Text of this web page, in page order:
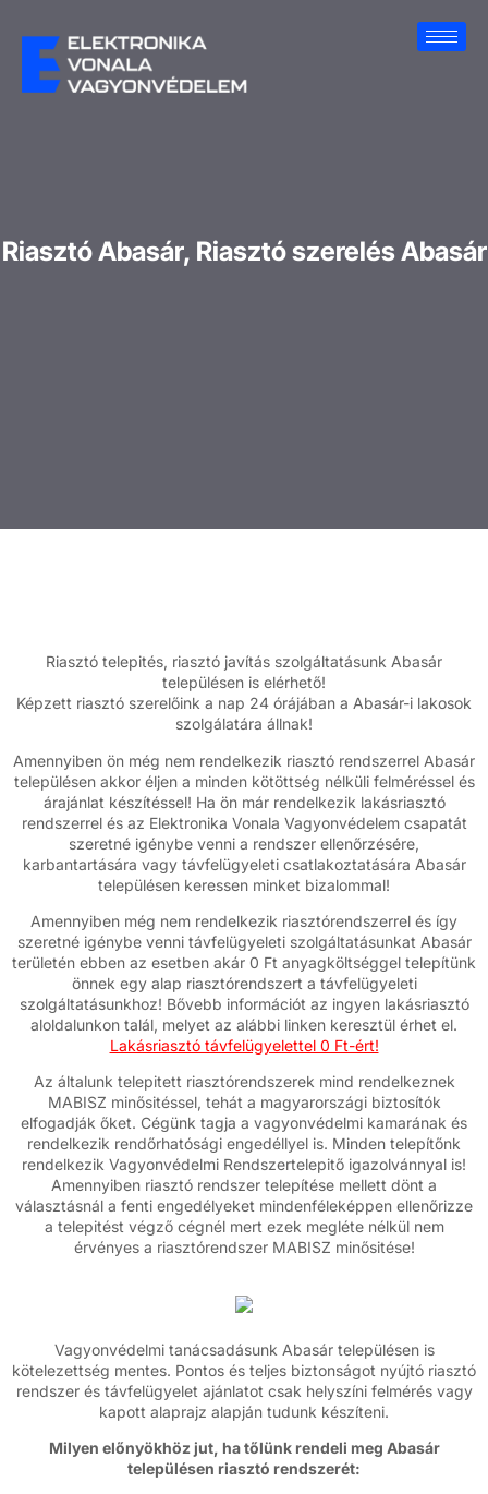
Riasztó Abasár, Riasztó szerelés Abasár
Riasztó telepités, riasztó javítás szolgáltatásunk Abasár
településen is elérhető!
Képzett riasztó szerelőink a nap 24 órájában a Abasár-i lakosok
szolgálatára állnak!
Amennyiben ön még nem rendelkezik riasztó rendszerrel Abasár
településen akkor éljen a minden kötöttség nélküli felméréssel és
árajánlat készítéssel! Ha ön már rendelkezik lakásriasztó
rendszerrel és az Elektronika Vonala Vagyonvédelem csapatát
szeretné igénybe venni a rendszer ellenőrzésére,
karbantartására vagy távfelügyeleti csatlakoztatására Abasár
településen keressen minket bizalommal!
Amennyiben még nem rendelkezik riasztórendszerrel és így
szeretné igénybe venni távfelügyeleti szolgáltatásunkat Abasár
területén ebben az esetben akár 0 Ft anyagköltséggel telepítünk
önnek egy alap riasztórendszert a távfelügyeleti
szolgáltatásunkhoz! Bővebb információt az ingyen lakásriasztó
aloldalunkon talál, melyet az alábbi linken keresztül érhet el.
Lakásriasztó távfelügyelettel 0 Ft-ért!
Az általunk telepitett riasztórendszerek mind rendelkeznek
MABISZ minősitéssel, tehát a magyarországi biztosítók
elfogadják őket. Cégünk tagja a vagyonvédelmi kamarának és
rendelkezik rendőrhatósági engedéllyel is. Minden telepítőnk
rendelkezik Vagyonvédelmi Rendszertelepitő igazolvánnyal is!
Amennyiben riasztó rendszer telepítése mellett dönt a
választásnál a fenti engedélyeket mindenféleképpen ellenőrizze
a telepitést végző cégnél mert ezek megléte nélkül nem
érvényes a riasztórendszer MABISZ minősitése!
Vagyonvédelmi tanácsadásunk Abasár településen is
kötelezettség mentes. Pontos és teljes biztonságot nyújtó riasztó
rendszer és távfelügyelet ajánlatot csak helyszíni felmérés vagy
kapott alaprajz alapján tudunk készíteni.
Milyen előnyökhöz jut, ha tőlünk rendeli meg Abasár
településen riasztó rendszerét: